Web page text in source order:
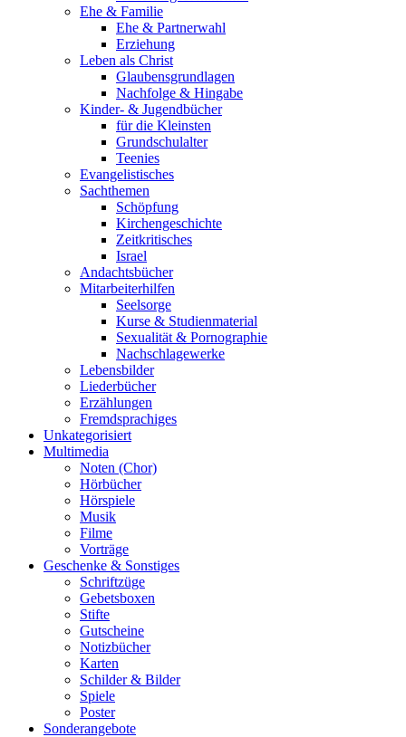
Ehe & Familie
Ehe & Partnerwahl
Erziehung
Leben als Christ
Glaubensgrundlagen
Nachfolge & Hingabe
Kinder- & Jugendbücher
für die Kleinsten
Grundschulalter
Teenies
Evangelistisches
Sachthemen
Schöpfung
Kirchengeschichte
Zeitkritisches
Israel
Andachtsbücher
Mitarbeiterhilfen
Seelsorge
Kurse & Studienmaterial
Sexualität & Pornographie
Nachschlagewerke
Lebensbilder
Liederbücher
Erzählungen
Fremdsprachiges
Unkategorisiert
Multimedia
Noten (Chor)
Hörbücher
Hörspiele
Musik
Filme
Vorträge
Geschenke & Sonstiges
Schriftzüge
Gebetsboxen
Stifte
Gutscheine
Notizbücher
Karten
Schilder & Bilder
Spiele
Poster
Sonderangebote